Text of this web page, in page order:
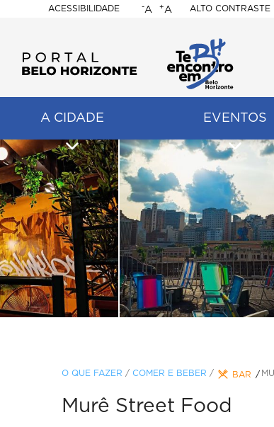
ACESSIBILIDADE
BELO
HORIZONTE
-A +A ALTO CONTRASTE
A CIDADE EVENTOS
O QUE FAZER / COMER E BEBER / BAR
Murê Street Food